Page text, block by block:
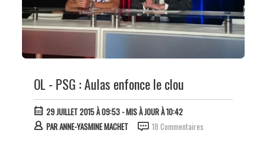
OL - PSG : Aulas enfonce le clou
29 JUILLET 2015 À 09:53- MIS À JOUR À 10:42
PARANNE-YASMINE MACHET 18 Commentaires